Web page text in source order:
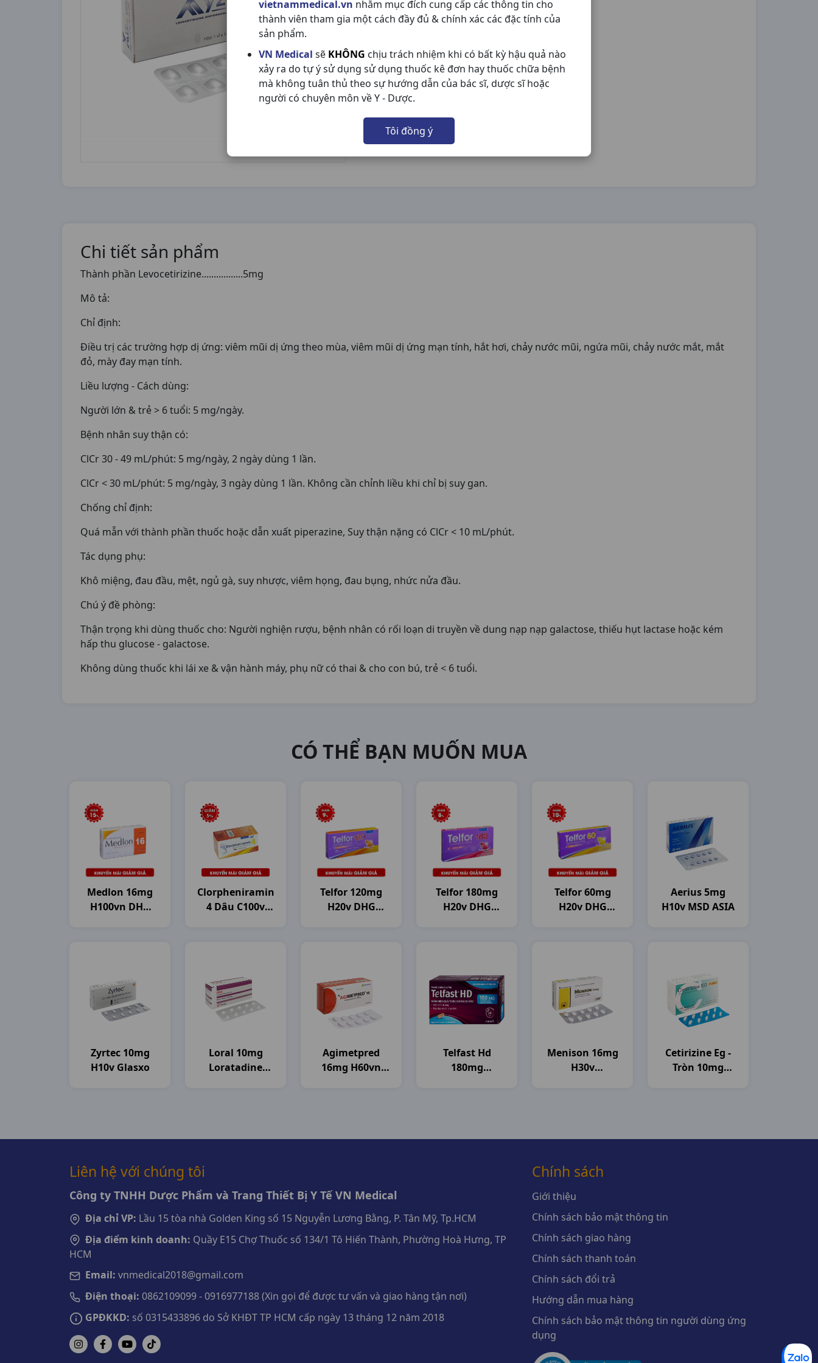
vietnammedical.vn nhằm mục đích cung cấp các thông tin cho
thành viên tham gia một cách đầy đủ & chính xác các đặc tính của
sản phẩm.
VN Medical sẽ KHÔNG chịu trách nhiệm khi có bất kỳ hậu quả nào
xảy ra do tự ý sử dụng sử dụng thuốc kê đơn hay thuốc chữa bệnh
mà không tuân thủ theo sự hướng dẫn của bác sĩ, dược sĩ hoặc
người có chuyên môn về Y - Dược.
Tôi đồng ý
Chi tiết sản phẩm
Thành phần Levocetirizine.................5mg
Mô tả:
Chỉ định:
Điều trị các trường hợp dị ứng: viêm mũi dị ứng theo mùa, viêm mũi dị ứng mạn tính, hắt hơi, chảy nước mũi, ngứa mũi, chảy nước mắt, mắt
đỏ, mày đay mạn tính.
Liều lượng - Cách dùng:
Người lớn & trẻ > 6 tuổi: 5 mg/ngày.
Bệnh nhân suy thận có:
ClCr 30 - 49 mL/phút: 5 mg/ngày, 2 ngày dùng 1 lần.
ClCr < 30 mL/phút: 5 mg/ngày, 3 ngày dùng 1 lần. Không cần chỉnh liều khi chỉ bị suy gan.
Chống chỉ định:
Quá mẫn với thành phần thuốc hoặc dẫn xuất piperazine, Suy thận nặng có ClCr < 10 mL/phút.
Tác dụng phụ:
Khô miệng, đau đầu, mệt, ngủ gà, suy nhược, viêm họng, đau bụng, nhức nửa đầu.
Chú ý đề phòng:
Thận trọng khi dùng thuốc cho: Người nghiện rượu, bệnh nhân có rối loạn di truyền về dung nạp nạp galactose, thiếu hụt lactase hoặc kém
hấp thu glucose - galactose.
Không dùng thuốc khi lái xe & vận hành máy, phụ nữ có thai & cho con bú, trẻ < 6 tuổi.
CÓ THỂ BẠN MUỐN MUA
Medlon 16mg
H100vn DHG
Clorpheniramin
4 Dâu C100v
Telfor 120mg
H20v DHG
Telfor 180mg
H20v DHG
Telfor 60mg
H20v DHG
Aerius 5mg
H10v MSD ASIA
Zyrtec 10mg
H10v Glasxo
Loral 10mg
Loratadine
Agimetpred
16mg H60vn
Telfast Hd
180mg
Menison 16mg
H30v
Cetirizine Eg -
Tròn 10mg
Liên hệ với chúng tôi
Công ty TNHH Dược Phẩm và Trang Thiết Bị Y Tế VN Medical
Địa chỉ VP: Lầu 15 tòa nhà Golden King số 15 Nguyễn Lương Bằng, P. Tân Mỹ, Tp.HCM
Địa điểm kinh doanh: Quầy E15 Chợ Thuốc số 134/1 Tô Hiến Thành, Phường Hoà Hưng, TP
HCM
Email: vnmedical2018@gmail.com
Điện thoại: 0862109099 - 0916977188 (Xin gọi để được tư vấn và giao hàng tận nơi)
GPĐKKD: số 0315433896 do Sở KHĐT TP HCM cấp ngày 13 tháng 12 năm 2018
Chính sách
Giới thiệu
Chính sách bảo mật thông tin
Chính sách giao hàng
Chính sách thanh toán
Chính sách đổi trả
Hướng dẫn mua hàng
Chính sách bảo mật thông tin người dùng ứng
dụng